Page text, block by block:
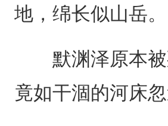
地，绵长似山岳。
默渊泽原本被
竟如干涸的河床